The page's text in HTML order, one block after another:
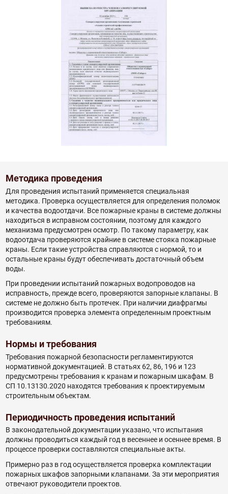
Методика проведения
Для проведения испытаний применяется специальная
методика. Проверка осуществляется для определения поломок
и качества водоотдачи. Все пожарные краны в системе должны
находиться в исправном состоянии, поэтому для каждого
механизма предусмотрен осмотр. По такому параметру, как
водоотдача проверяются крайние в системе стояка пожарные
краны. Если такие устройства справляются с нормой, то и
остальные краны будут обеспечивать достаточный объем
воды.
При проведении испытаний пожарных водопроводов на
исправность, прежде всего, проверяются запорные клапаны. В
системе не должно быть протечек. При наличии диафрагмы
производится проверка элемента определенным проектным
требованиям.
Нормы и требования
Требования пожарной безопасности регламентируются
нормативной документацией. В статьях 62, 86, 196 и 123
предусмотрены требования к кранам и пожарным шкафам. В
СП 10.13130.2020 находятся требования к проектируемым
строительным объектам.
Периодичность проведения испытаний
В законодательной документации указано, что испытания
должны проводиться каждый год в весеннее и осеннее время. В
процессе проверки составляются специальные акты.
Примерно раз в год осуществляется проверка комплектации
пожарных шкафов запорными клапанами. За эти мероприятия
отвечают руководители проектов.